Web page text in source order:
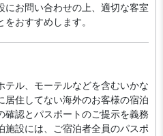
にお問い合わせの上、適切な客室
おすすめします。
テル、モーテルなどを含むいかな
居住してない海外のお客様の宿泊
確認とパスポートのご提示を義務
施設には、ご宿泊者全員のパスポ